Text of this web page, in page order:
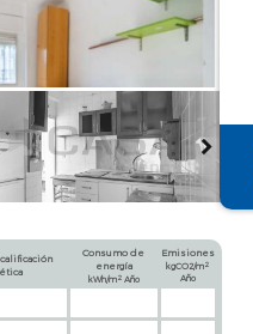
Consumo de
energía
kWh/m2Año
Emisiones
kgCO2/m2
Año